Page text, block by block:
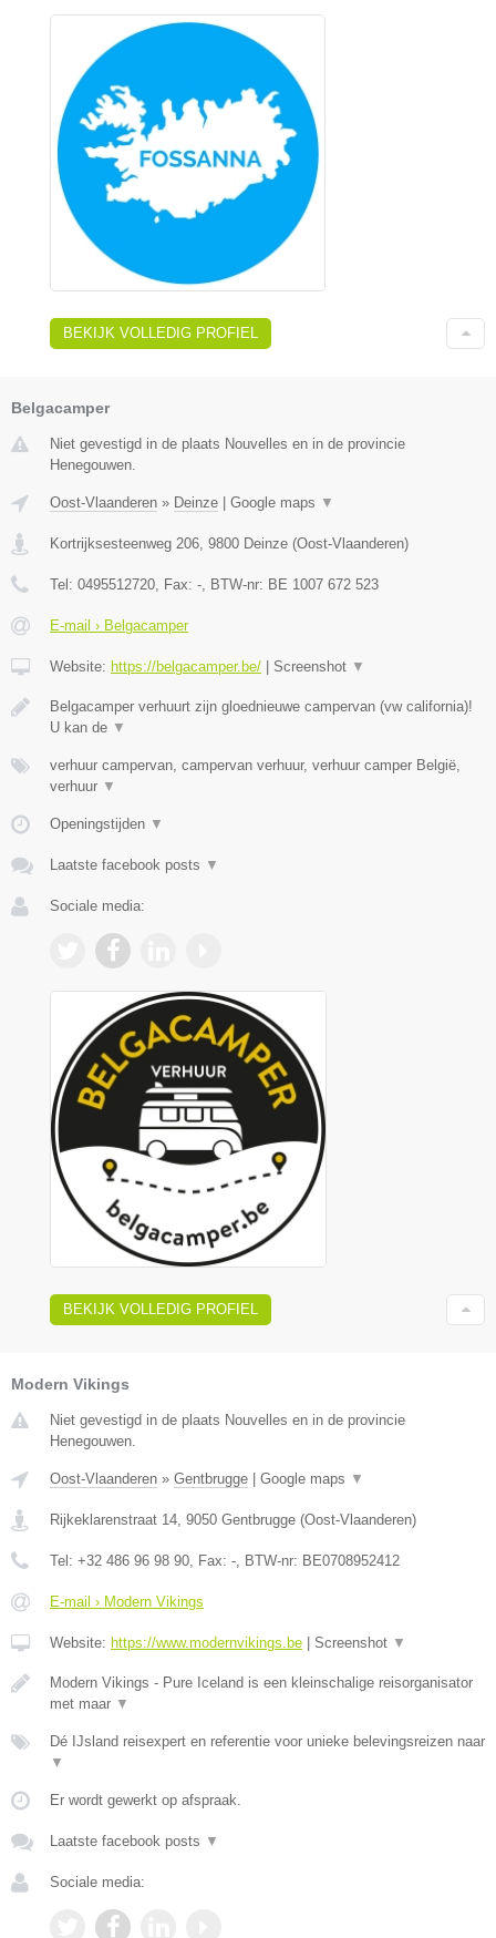
BEKIJK VOLLEDIG PROFIEL
Belgacamper
Niet gevestigd in de plaats Nouvelles en in de provincie
Henegouwen.
Oost-Vlaanderen » Deinze Google maps ▼
Kortrijksesteenweg 206, 9800 Deinze (Oost-Vlaanderen)
Tel: 0495512720, Fax: -, BTW-nr: BE 1007 672 523
E-mail › Belgacamper
Website: https://belgacamper.be/ Screenshot ▼
Belgacamper verhuurt zijn gloednieuwe campervan (vw california)!
U kan de ▼
verhuur campervan, campervan verhuur, verhuur camper België,
verhuur ▼
Openingstijden ▼
Laatste facebook posts ▼
Sociale media:
BEKIJK VOLLEDIG PROFIEL
Modern Vikings
Niet gevestigd in de plaats Nouvelles en in de provincie
Henegouwen.
Oost-Vlaanderen » Gentbrugge Google maps ▼
Rijkeklarenstraat 14, 9050 Gentbrugge (Oost-Vlaanderen)
Tel: +32 486 96 98 90, Fax: -, BTW-nr: BE0708952412
E-mail › Modern Vikings
Website: https://www.modernvikings.be Screenshot ▼
Modern Vikings - Pure Iceland is een kleinschalige reisorganisator
met maar ▼
Dé IJsland reisexpert en referentie voor unieke belevingsreizen naar
▼
Er wordt gewerkt op afspraak.
Laatste facebook posts ▼
Sociale media: